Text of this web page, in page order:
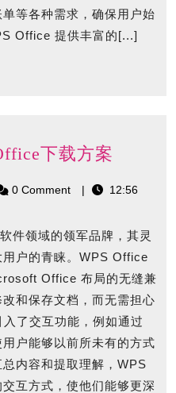
等各种需求，确保用户始
Office 提供丰富的[...]
下载方案
统
持
的
WPS
Office
下
载
方
案
0 Comment
12:56
件领域的领军品牌，其灵
户的青睐。WPS Office
Office 布局的无缝兼
和保存文档，而无需担心
了交互功能，例如通过
户能够以前所未有的方式
内容和提取理解，WPS
互方式，使他们能够更深